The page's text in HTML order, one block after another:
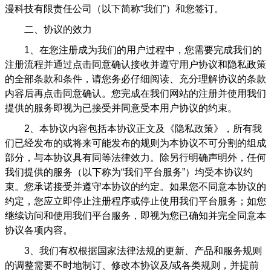
漫科技有限责任公司（以下简称“我们”）和您签订。
二、协议的效力
1 、在您注册成为我们的用户过程中，您需要完成我们的
注册流程并通过点击同意确认接收并遵守用户协议和隐私政策
的全部条款和条件，请您务必仔细阅读、充分理解协议的条款
内容后再点击同意确认。您完成在我们网站的注册并使用我们
提供的服务即视为已接受并同意受本用户协议的约束。
2 、本协议内容包括本协议正文及《隐私政策》，所有我
们已经发布的或将来可能发布的规则为本协议不可分割的组成
部分，与本协议具有同等法律效力。除另行明确声明外，任何
我们提供的服务（以下称为“我们平台服务”）均受本协议约
束。您承诺接受并遵守本协议的约定。如果您不同意本协议的
约定，您应立即停止注册程序或停止使用我们平台服务；如您
继续访问和使用我们平台服务，即视为您已确知并完全同意本
协议各项内容。
3 、我们有权根据国家法律法规的更新、产品和服务规则
的调整需要不时地制订、修改本协议及/或各类规则，并提前